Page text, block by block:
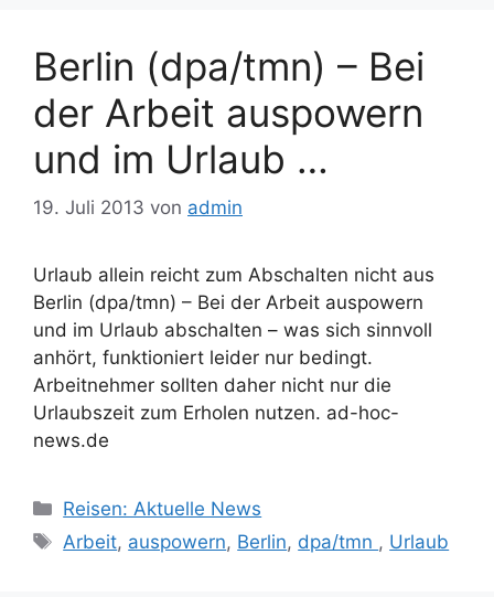
Berlin (dpa/tmn) – Bei
der Arbeit auspowern
und im Urlaub …
19. Juli 2013 von admin
Urlaub allein reicht zum Abschalten nicht aus
Berlin (dpa/tmn) – Bei der Arbeit auspowern
und im Urlaub abschalten – was sich sinnvoll
anhört, funktioniert leider nur bedingt.
Arbeitnehmer sollten daher nicht nur die
Urlaubszeit zum Erholen nutzen. ad-hoc-
news.de
Kategorien
Reisen: Aktuelle News
Schlagwörter
Arbeit, auspowern, Berlin, dpa/tmn , Urlaub